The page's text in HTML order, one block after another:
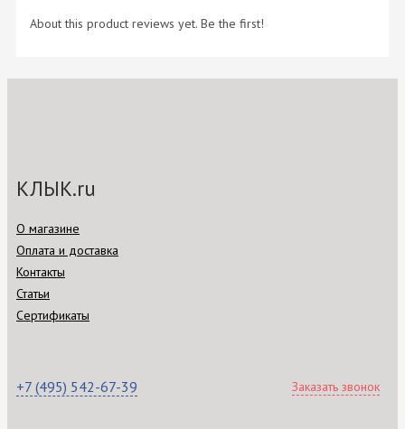
About this product reviews yet. Be the first!
КЛЫК.ru
О магазине
Оплата и доставка
Контакты
Статьи
Сертификаты
+7 (495) 542-67-39 Заказать звонок